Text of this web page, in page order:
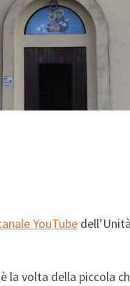
YouTube
è la volta della piccola